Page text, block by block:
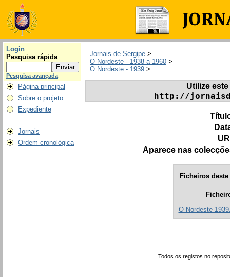
Login
Pesquisa rápida
Pesquisa avançada
Página principal
Sobre o projeto
Expediente
Jornais
Ordem cronológica
Jornais de Sergipe >
O Nordeste - 1938 a 1960 >
O Nordeste - 1939 >
Utilize
http://
Aparece nas
Ficheiros
O Nordeste
Todos os registos no